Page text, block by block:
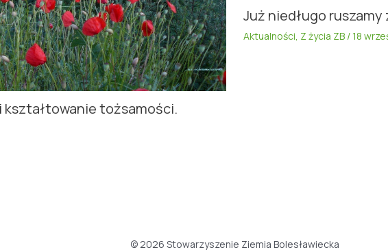
kształtowanie tożsamości.
Już niedługo ruszamy
Aktualności, Z życia ZB/18
© 2026 Stowarzyszenie Ziemia Bolesławiecka